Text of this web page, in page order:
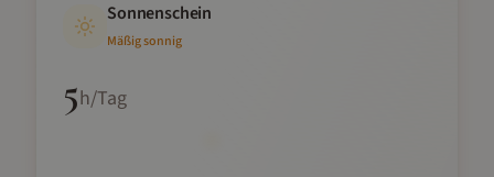
Sonnenschein
Mäßig sonnig
5h/Tag